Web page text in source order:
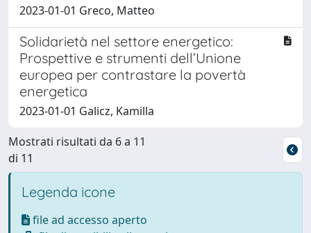
2023-01-01 Greco, Matteo
Solidarietà nel settore energetico:
Prospettive e strumenti dell’Unione
europea per contrastare la povertà
energetica
2023-01-01 Galicz, Kamilla
Mostrati risultati da 6 a 11
di 11
Legenda icone
file ad accesso aperto